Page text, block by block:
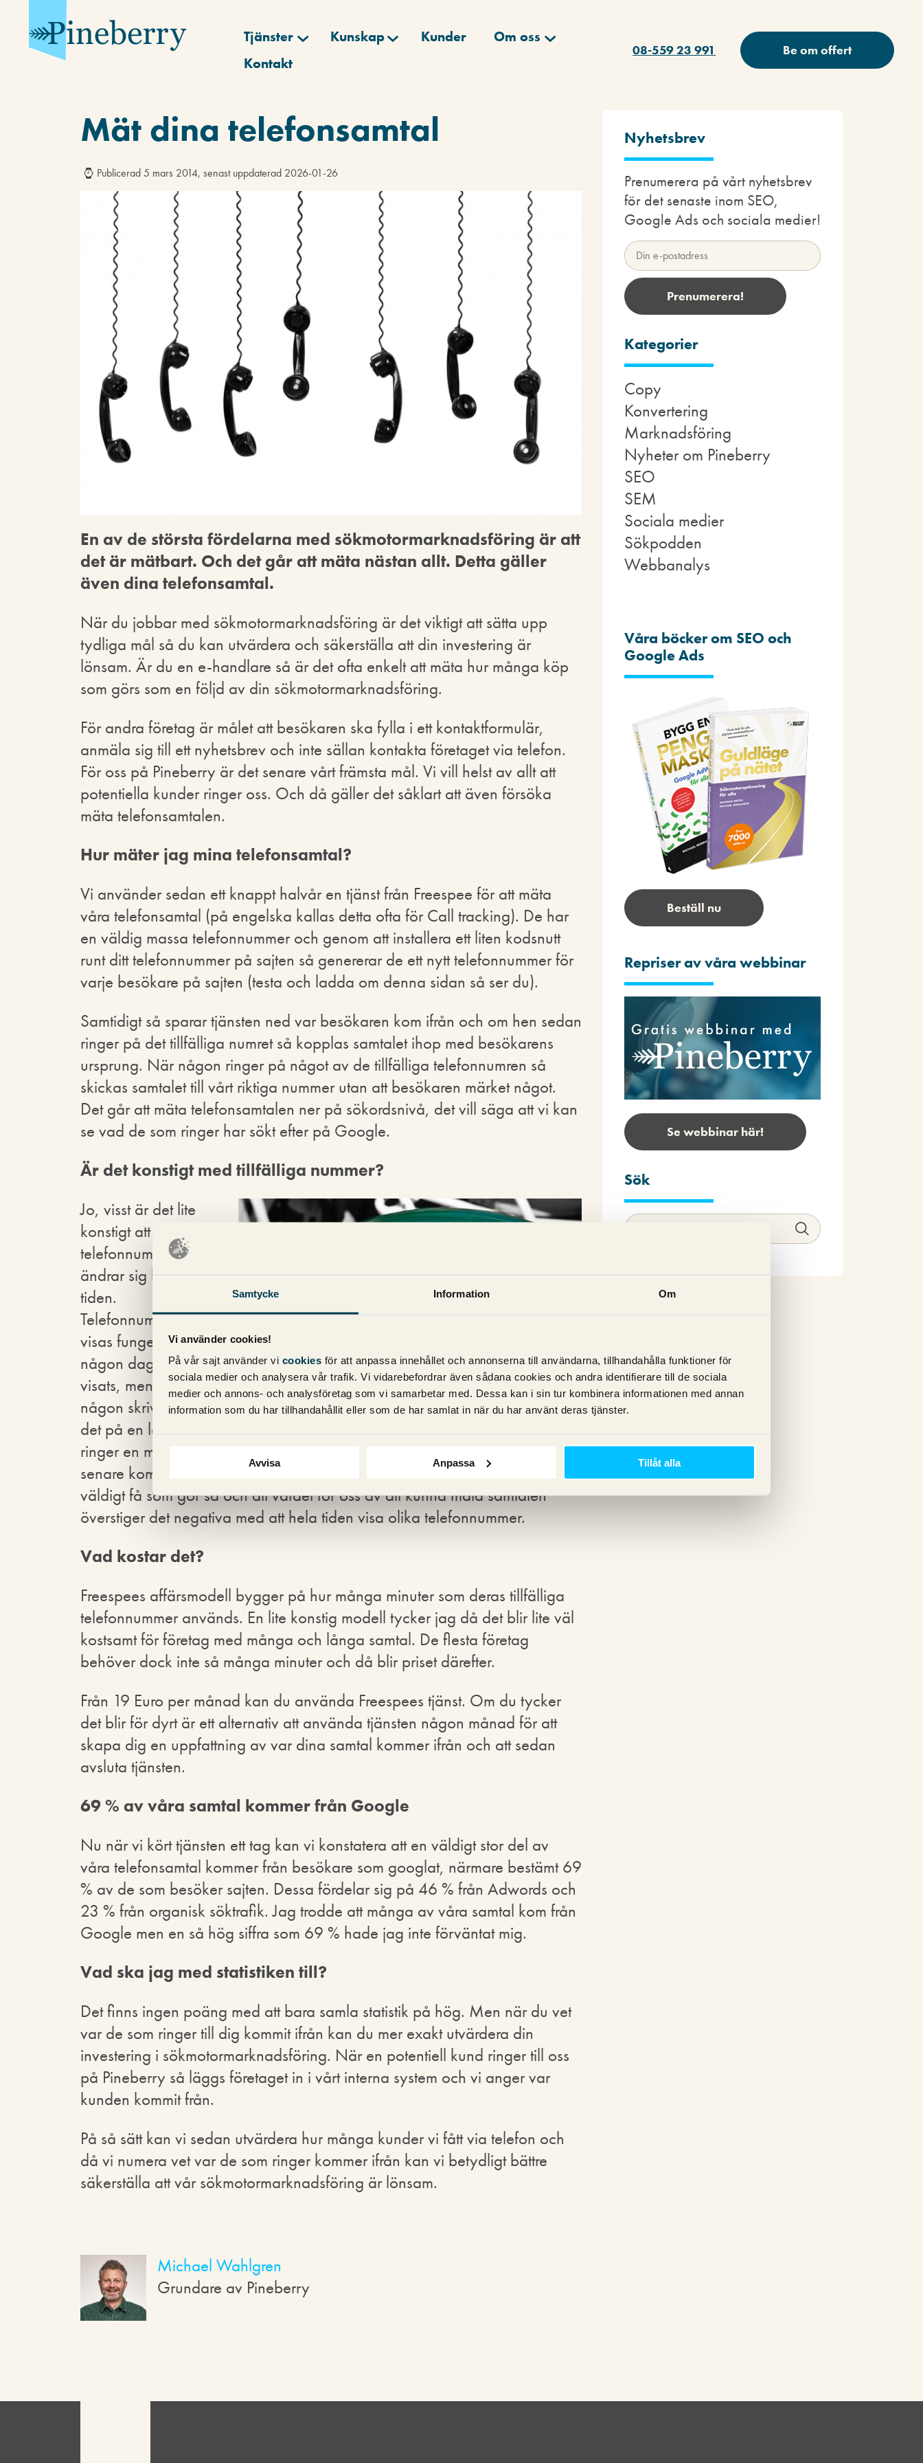
Samtycke Information Om
Vi använder cookies!
På vår sajt använder vi cookies för att anpassa innehållet och annonserna till användarna, tillhandahålla funktioner för
sociala medier och analysera vår trafik. Vi vidarebefordrar även sådana cookies och andra identifierare till de sociala
medier och annons- och analysföretag som vi samarbetar med. Dessa kan i sin tur kombinera informationen med annan
information som du har tillhandahållit eller som de har samlat in när du har använt deras tjänster.
Avvisa Anpassa Tillåt alla
Tjänster Kunskap Kunder
Om oss
Kontakt
08-559 23 991 Be om offert
Mät dina telefonsamtal
Publicerad 5 mars 2014, senast uppdaterad 2026-01-26
En av de största fördelarna med sökmotormarknadsföring är att
det är mätbart. Och det går att mäta nästan allt. Detta gäller
även dina telefonsamtal.
När du jobbar med sökmotormarknadsföring är det viktigt att sätta upp
tydliga mål så du kan utvärdera och säkerställa att din investering är
lönsam. Är du en e-handlare så är det ofta enkelt att mäta hur många köp
som görs som en följd av din sökmotormarknadsföring.
För andra företag är målet att besökaren ska fylla i ett kontaktformulär,
anmäla sig till ett nyhetsbrev och inte sällan kontakta företaget via telefon.
För oss på Pineberry är det senare vårt främsta mål. Vi vill helst av allt att
potentiella kunder ringer oss. Och då gäller det såklart att även försöka
mäta telefonsamtalen.
Hur mäter jag mina telefonsamtal?
Vi använder sedan ett knappt halvår en tjänst från Freespee för att mäta
våra telefonsamtal (på engelska kallas detta ofta för Call tracking). De har
en väldig massa telefonnummer och genom att installera ett liten kodsnutt
runt ditt telefonnummer på sajten så genererar de ett nytt telefonnummer för
varje besökare på sajten (testa och ladda om denna sidan så ser du).
Samtidigt så sparar tjänsten ned var besökaren kom ifrån och om hen sedan
ringer på det tillfälliga numret så kopplas samtalet ihop med besökarens
ursprung. När någon ringer på något av de tillfälliga telefonnumren så
skickas samtalet till vårt riktiga nummer utan att besökaren märket något.
Det går att mäta telefonsamtalen ner på sökordsnivå, det vill säga att vi kan
se vad de som ringer har sökt efter på Google.
Är det konstigt med tillfälliga nummer?
Jo, visst är det lite
konstigt att ha
telefonnummer som
ändrar sig hela
tiden.
Telefonnumren som
visas fungerar
någon dag efter de
visats, men om
någon skriver ned
det på en lapp och
ringer en månad
senare kommer personen sannolikt inte fram. Vår bedömning är att det är
väldigt få som gör så och att värdet för oss av att kunna mäta samtalen
överstiger det negativa med att hela tiden visa olika telefonnummer.
Vad kostar det?
Freespees affärsmodell bygger på hur många minuter som deras tillfälliga
telefonnummer används. En lite konstig modell tycker jag då det blir lite väl
kostsamt för företag med många och långa samtal. De flesta företag
behöver dock inte så många minuter och då blir priset därefter.
Från 19 Euro per månad kan du använda Freespees tjänst. Om du tycker
det blir för dyrt är ett alternativ att använda tjänsten någon månad för att
skapa dig en uppfattning av var dina samtal kommer ifrån och att sedan
avsluta tjänsten.
69 % av våra samtal kommer från Google
Nu när vi kört tjänsten ett tag kan vi konstatera att en väldigt stor del av
våra telefonsamtal kommer från besökare som googlat, närmare bestämt 69
% av de som besöker sajten. Dessa fördelar sig på 46 % från Adwords och
23 % från organisk söktrafik. Jag trodde att många av våra samtal kom från
Google men en så hög siffra som 69 % hade jag inte förväntat mig.
Vad ska jag med statistiken till?
Det finns ingen poäng med att bara samla statistik på hög. Men när du vet
var de som ringer till dig kommit ifrån kan du mer exakt utvärdera din
investering i sökmotormarknadsföring. När en potentiell kund ringer till oss
på Pineberry så läggs företaget in i vårt interna system och vi anger var
kunden kommit från.
På så sätt kan vi sedan utvärdera hur många kunder vi fått via telefon och
då vi numera vet var de som ringer kommer ifrån kan vi betydligt bättre
säkerställa att vår sökmotormarknadsföring är lönsam.
Michael Wahlgren
Grundare av Pineberry
Nyhetsbrev
Prenumerera på vårt nyhetsbrev
för det senaste inom SEO,
Google Ads och sociala medier!
Kategorier
Copy
Konvertering
Marknadsföring
Nyheter om Pineberry
SEO
SEM
Sociala medier
Sökpodden
Webbanalys
Våra böcker om SEO och
Google Ads
Beställ nu
Repriser av våra webbinar
Se webbinar här!
Sök